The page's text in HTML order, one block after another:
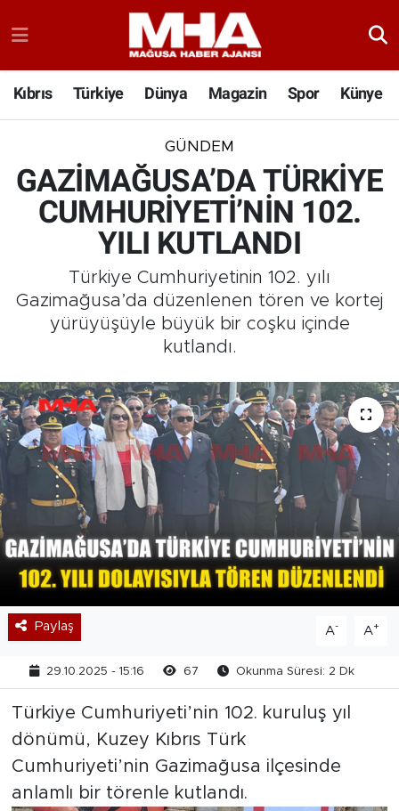
Kıbrıs Türkiye Dünya Magazin Spor Künye
GÜNDEM
GAZİMAĞUSA’DA TÜRKİYE
CUMHURİYETİ’NİN 102.
YILI KUTLANDI
Türkiye Cumhuriyetinin 102. yılı
Gazimağusa’da düzenlenen tören ve kortej
yürüyüşüyle büyük bir coşku içinde
kutlandı.
Paylaş A- A+
29.10.2025 - 15:16 67 Okunma Süresi: 2 Dk
Türkiye Cumhuriyeti’nin 102. kuruluş yıl
dönümü, Kuzey Kıbrıs Türk
Cumhuriyeti’nin Gazimağusa ilçesinde
anlamlı bir törenle kutlandı.